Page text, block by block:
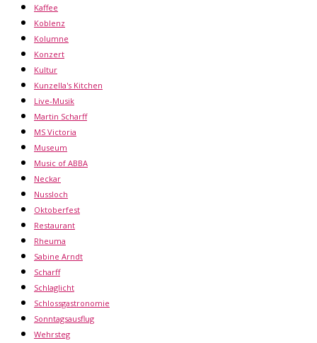
Kaffee
Koblenz
Kolumne
Konzert
Kultur
Kunzella's Kitchen
Live-Musik
Martin Scharff
MS Victoria
Museum
Music of ABBA
Neckar
Nussloch
Oktoberfest
Restaurant
Rheuma
Sabine Arndt
Scharff
Schlaglicht
Schlossgastronomie
Sonntagsausflug
Wehrsteg